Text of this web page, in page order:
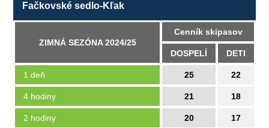
Fačkovské sedlo-Kľak
ZIMNÁ SEZÓNA 2024/25
Cenník skipasov
DOSPELÍ DETI
1 deň 25 22
4 hodiny 21 18
2 hodiny 20 17